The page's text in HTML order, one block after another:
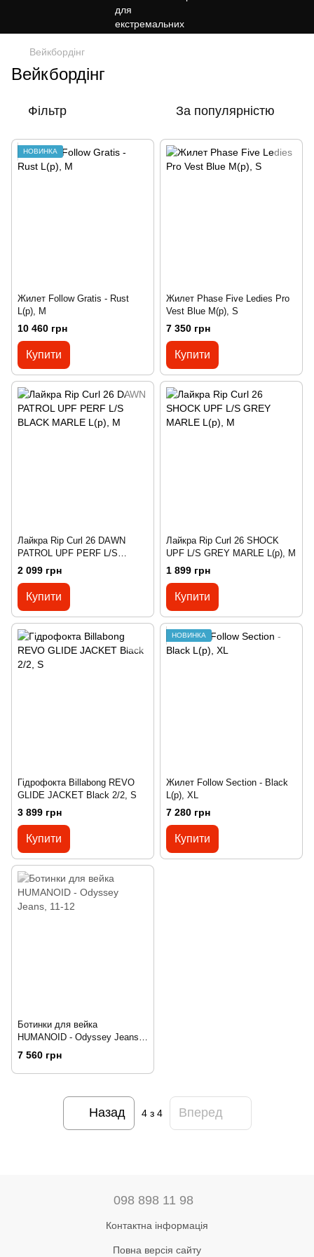
Вейкбордінг
Вейкбордінг
Фільтр За популярністю
НОВИНКА
Жилет Follow Gratis - Rust
L(р), M
10 460 грн
Купити
Жилет Phase Five Ledies Pro
Vest Blue M(р), S
7 350 грн
Купити
Лайкра Rip Curl 26 DAWN
PATROL UPF PERF L/S
BLACK MARLE L(р), M
2 099 грн
Купити
Лайкра Rip Curl 26 SHOCK
UPF L/S GREY MARLE L(р), M
1 899 грн
Купити
Гідрофокта Billabong REVO
GLIDE JACKET Black 2/2, S
3 899 грн
Купити
НОВИНКА
Жилет Follow Section - Black
L(р), XL
7 280 грн
Купити
Ботинки для вейка
HUMANOID - Odyssey Jeans,
11-12
7 560 грн
Назад 4з 4 Вперед
098 898 11 98
Контактна інформація
Повна версія сайту